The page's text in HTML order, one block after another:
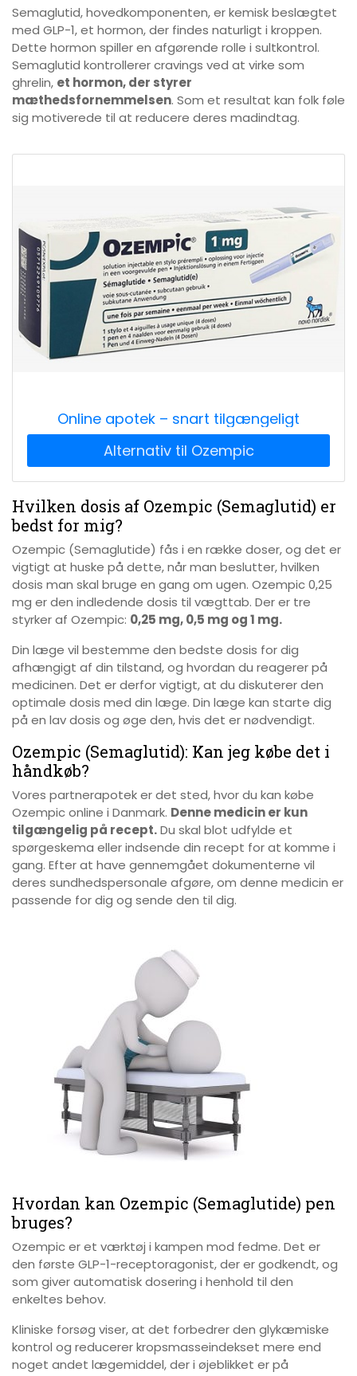
Semaglutid, hovedkomponenten, er kemisk beslægtet
med GLP-1, et hormon, der findes naturligt i kroppen.
Dette hormon spiller en afgørende rolle i sultkontrol.
Semaglutid kontrollerer cravings ved at virke som
ghrelin, et hormon, der styrer
mæthedsfornemmelsen. Som et resultat kan folk føle
sig motiverede til at reducere deres madindtag.
Online apotek – snart tilgængeligt
Hvilken dosis af Ozempic (Semaglutid) er
bedst for mig?
Ozempic (Semaglutide) fås i en række doser, og det er
vigtigt at huske på dette, når man beslutter, hvilken
dosis man skal bruge en gang om ugen. Ozempic 0,25
mg er den indledende dosis til vægttab. Der er tre
styrker af Ozempic: 0,25 mg, 0,5 mg og 1 mg.
Din læge vil bestemme den bedste dosis for dig
afhængigt af din tilstand, og hvordan du reagerer på
medicinen. Det er derfor vigtigt, at du diskuterer den
optimale dosis med din læge. Din læge kan starte dig
på en lav dosis og øge den, hvis det er nødvendigt.
Ozempic (Semaglutid): Kan jeg købe det i
håndkøb?
Vores partnerapotek er det sted, hvor du kan købe
Ozempic online i Danmark. Denne medicin er kun
tilgængelig på recept.Du skal blot udfylde et
spørgeskema eller indsende din recept for at komme i
gang. Efter at have gennemgået dokumenterne vil
deres sundhedspersonale afgøre, om denne medicin er
passende for dig og sende den til dig.
Hvordan kan Ozempic (Semaglutide) pen
bruges?
Ozempic er et værktøj i kampen mod fedme. Det er
den første GLP-1-receptoragonist, der er godkendt, og
som giver automatisk dosering i henhold til den
enkeltes behov.
Kliniske forsøg viser, at det forbedrer den glykæmiske
kontrol og reducerer kropsmasseindekset mere end
noget andet lægemiddel, der i øjeblikket er på